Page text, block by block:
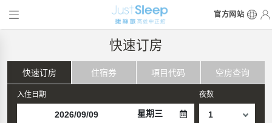
官方网站
快速订房
快速订房 住宿券 項目代码 空房查询
入住日期
星期三
夜数